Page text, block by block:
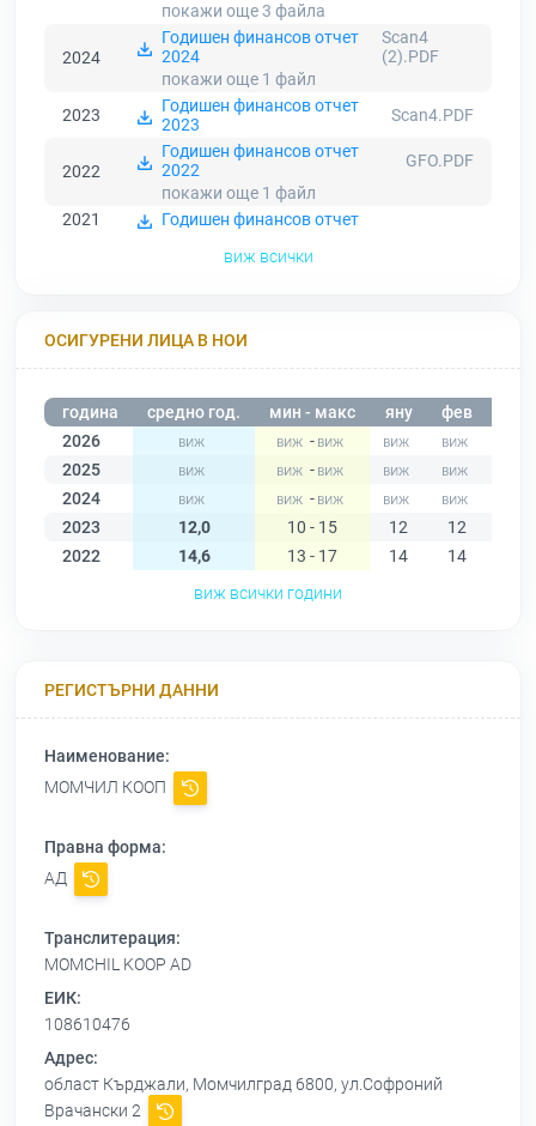
покажи още 3 файла
2024
Годишен финансов отчет
2024
Scan4
(2).PDF
покажи още 1 файл
2023
Годишен финансов отчет
2023
Scan4.PDF
2022
Годишен финансов отчет
2022
GFO.PDF
покажи още 1 файл
2021
Годишен финансов отчет
виж всички
ОСИГУРЕНИ ЛИЦА В НОИ
година средно год. мин - макс яну фев
2026
-
2025
-
2024
-
2023
12,0 10 - 15 12 12
2022
14,6 13 - 17 14 14
виж всички години
РЕГИСТЪРНИ ДАННИ
Наименование:
МОМЧИЛ КООП
Правна форма:
АД
Транслитерация:
MOMCHIL KOOP AD
ЕИК:
108610476
Адрес:
област Кърджали, Момчилград 6800, ул.Софроний
Врачански 2